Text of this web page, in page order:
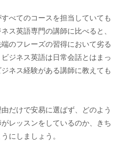
べてのコースを担当していても
ス英語専門の講師に比べると、
のフレーズの習得において劣る
ジネス英語は日常会話とはまっ
ネス経験がある講師に教えても
だけで安易に選ばず、どのよう
レッスンをしているのか、きち
にしましょう。